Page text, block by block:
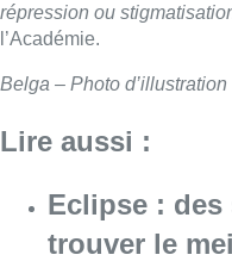
répression ou
l’Académie.
Belga – Photo d’illustration
Lire aussi :
Eclipse :
trouver le